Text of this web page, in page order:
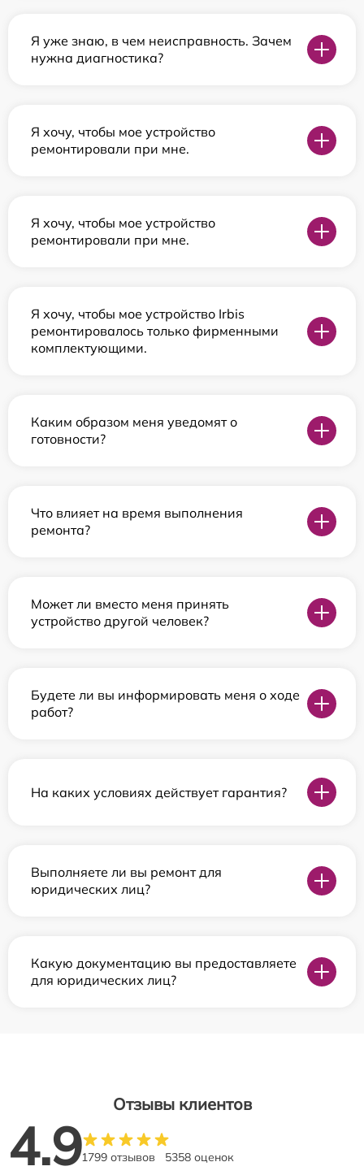
Я уже знаю, в чем неисправность. Зачем
нужна диагностика?
Я хочу, чтобы мое устройство
ремонтировали при мне.
Я хочу, чтобы мое устройство
ремонтировали при мне.
Я хочу, чтобы мое устройство Irbis
ремонтировалось только фирменными
комплектующими.
Каким образом меня уведомят о
готовности?
Что влияет на время выполнения
ремонта?
Может ли вместо меня принять
устройство другой человек?
Будете ли вы информировать меня о ходе
работ?
На каких условиях действует гарантия?
Выполняете ли вы ремонт для
юридических лиц?
Какую документацию вы предоставляете
для юридических лиц?
Отзывы клиентов
4.91799 отзывов 5358 оценок